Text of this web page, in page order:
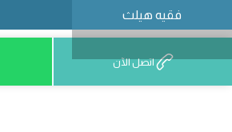
فقيه هيلث
احجز اتصل الآن